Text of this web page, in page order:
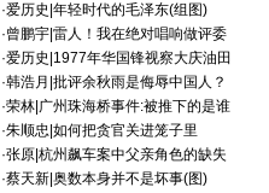
·爱历史 年轻时代的毛泽东(组图)
·曾鹏宇| 雷人！我在绝对唱响做评委
·爱历史 1977年华国锋视察大庆油田
·韩浩月 批评余秋雨是侮辱中国人？
·荣林| 广州珠海桥事件:被推下的是谁
·朱顺忠 如何把贪官关进笼子里
·张原| 杭州飙车案中父亲角色的缺失
·蔡天新| 奥数本身并不是坏事(图)